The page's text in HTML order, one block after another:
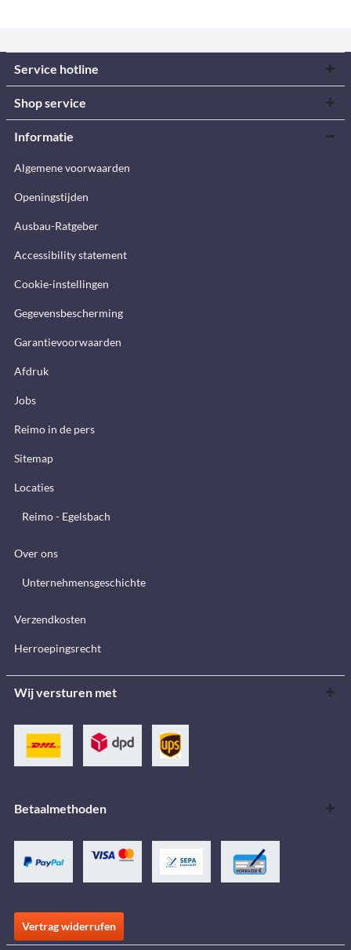
Service hotline
Shop service
Informatie
Algemene voorwaarden
Openingstijden
Ausbau-Ratgeber
Accessibility statement
Cookie-instellingen
Gegevensbescherming
Garantievoorwaarden
Afdruk
Jobs
Reimo in de pers
Sitemap
Locaties
Reimo - Egelsbach
Over ons
Unternehmensgeschichte
Verzendkosten
Herroepingsrecht
Wij versturen met
Betaalmethoden
Vertrag widerrufen